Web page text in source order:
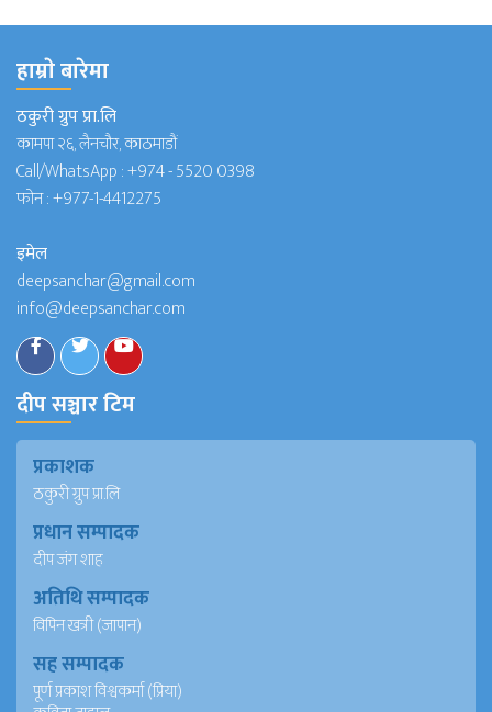
हाम्राे बारेमा
ठकुरी ग्रुप प्रा.लि
कामपा २६, लैनचौर, काठमाडौं
Call/WhatsApp :+974 - 5520 0398
फोन :+977-1-4412275
इमेल
deepsanchar@gmail.com
info@deepsanchar.com
दीप सञ्चार टिम
प्रकाशक
ठकुरी ग्रुप प्रा.लि
प्रधान सम्पादक
दीप जंग शाह
अतिथि सम्पादक
विपिन खत्री (जापान)
सह सम्पादक
पूर्ण प्रकाश विश्वकर्मा (प्रिया)